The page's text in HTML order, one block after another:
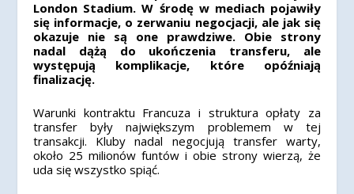
London Stadium. W środę w mediach pojawiły
się informacje, o zerwaniu negocjacji, ale jak się
okazuje nie są one prawdziwe. Obie strony
nadal dążą do ukończenia transferu, ale
występują komplikacje, które opóźniają
finalizację.
Warunki kontraktu Francuza i struktura opłaty za
transfer były największym problemem w tej
transakcji. Kluby nadal negocjują transfer warty,
około 25 milionów funtów i obie strony wierzą, że
uda się wszystko spiąć.